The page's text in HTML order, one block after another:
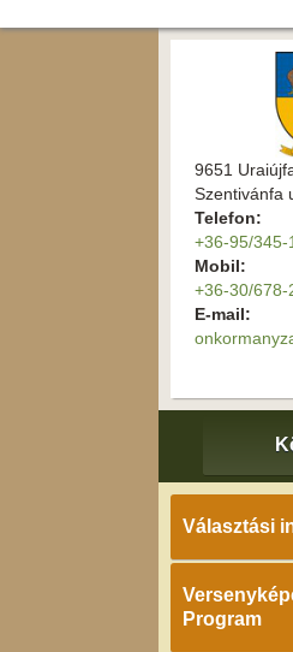
9651
Szentivánfa
Telefon:
+36-95/345-
Mobil:
+36-30/678-
E-mail:
Választási
Program